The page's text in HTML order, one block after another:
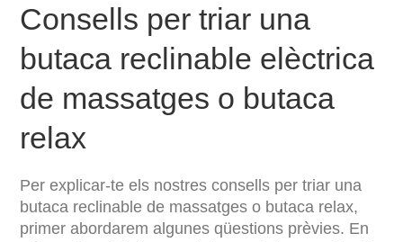
Consells per triar una
butaca reclinable elèctrica
de massatges o butaca
relax
Per explicar-te els nostres consells per triar una
butaca reclinable de massatges o butaca relax,
primer abordarem algunes qüestions prèvies. En